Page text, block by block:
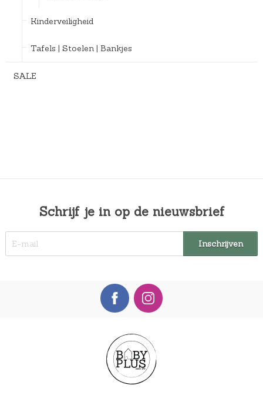
Kinderveiligheid
Tafels | Stoelen | Bankjes
SALE
Schrijf je in op de nieuwsbrief